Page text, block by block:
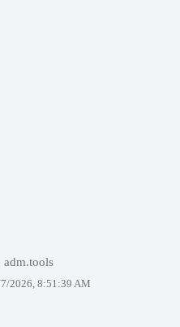
adm.tools
2026, 8:51:39 AM